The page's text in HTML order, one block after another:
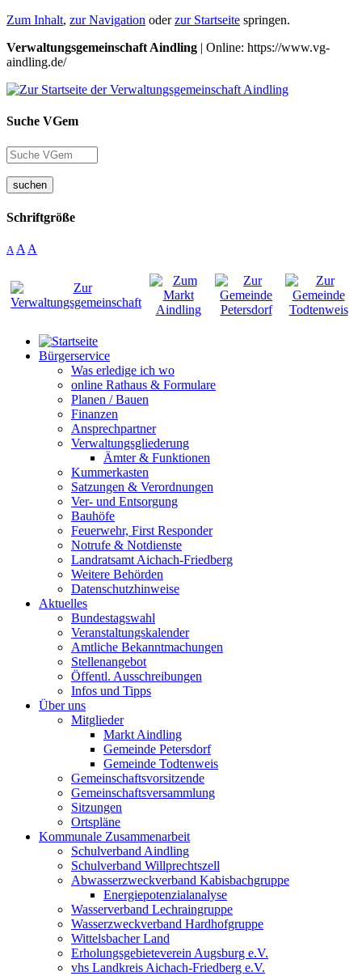
Zum Inhalt, zur Navigation oderzur Startseite springen.
Verwaltungsgemeinschaft Aindling | Online: https://www.vg-
aindling.de/
Suche VGem
suchen
Schriftgröße
A A A
Bürgerservice
Was erledige ich wo
online Rathaus & Formulare
Planen / Bauen
Finanzen
Ansprechpartner
Verwaltungsgliederung
Ämter & Funktionen
Kummerkasten
Satzungen & Verordnungen
Ver- und Entsorgung
Bauhöfe
Feuerwehr, First Responder
Notrufe & Notdienste
Landratsamt Aichach-Friedberg
Weitere Behörden
Datenschutzhinweise
Aktuelles
Bundestagswahl
Veranstaltungskalender
Amtliche Bekanntmachungen
Stellenangebot
Öffentl. Ausschreibungen
Infos und Tipps
Über uns
Mitglieder
Markt Aindling
Gemeinde Petersdorf
Gemeinde Todtenweis
Gemeinschaftsvorsitzende
Gemeinschaftsversammlung
Sitzungen
Ortspläne
Kommunale Zusammenarbeit
Schulverband Aindling
Schulverband Willprechtszell
Abwasserzweckverband Kabisbachgruppe
Energiepotenzialanalyse
Wasserverband Lechraingruppe
Wasserzweckverband Hardhofgruppe
Wittelsbacher Land
Erholungsgebieteverein Augsburg e.V.
vhs Landkreis Aichach-Friedberg e.V.